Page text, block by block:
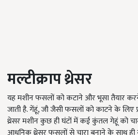
मल्टीक्राप थ्रेसर
यह मशीन फसलों को कटाने और भूसा तैयार
जाती है. गेंहूं, जौ जैसी फसलों को काटने के लिए
थ्रेसर मशीन कुछ ही घंटों में कई कुंतल गेहूं को